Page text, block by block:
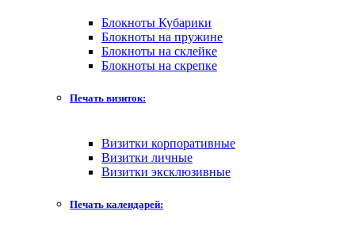
Блокноты Кубарики
Блокноты на пружине
Блокноты на склейке
Блокноты на скрепке
Печать визиток:
Визитки корпоративные
Визитки личные
Визитки эксклюзивные
Печать календарей: